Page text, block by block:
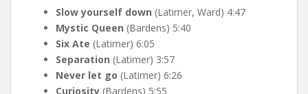
Slow yourself down (Latimer, Ward) 4:47
Mystic Queen (Bardens) 5:40
Six Ate (Latimer) 6:05
Separation (Latimer) 3:57
Never let go (Latimer) 6:26
Curiosity (Bardens) 5:55